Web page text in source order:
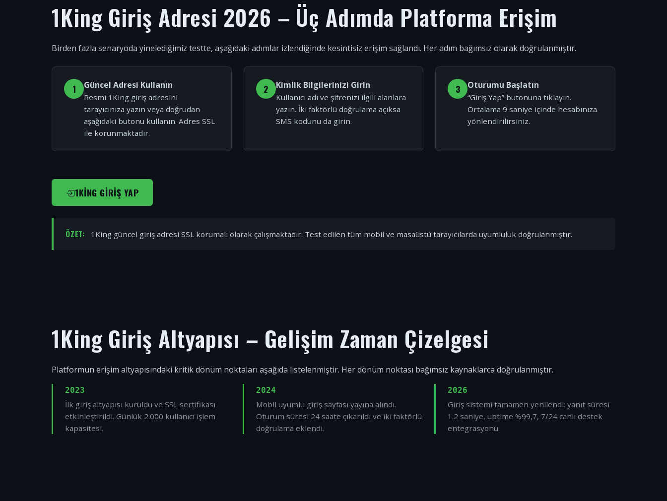
1King Giriş Adresi 2026 – Üç Adımda Platforma Erişim
Birden fazla senaryoda yinelediğimiz testte, aşağıdaki adımlar izlendiğinde kesintisiz erişim sağlandı. Her adım bağımsız olarak doğrulanmıştır.
1 Güncel Adresi Kullanın
Resmi 1King giriş adresini
tarayıcınıza yazın veya doğrudan
aşağıdaki butonu kullanın. Adres SSL
ile korunmaktadır.
2 Kimlik Bilgilerinizi Girin
Kullanıcı adı ve şifrenizi ilgili alanlara
yazın. İki faktörlü doğrulama açıksa
SMS kodunu da girin.
3 Oturumu Başlatın
“Giriş Yap” butonuna tıklayın.
Ortalama 9 saniye içinde hesabınıza
yönlendirilirsiniz.
1KING GIRIŞ YAP
ÖZET: 1King güncel giriş adresi SSL korumalı olarak çalışmaktadır. Test edilen tüm mobil ve masaüstü tarayıcılarda uyumluluk doğrulanmıştır.
1King Giriş Altyapısı – Gelişim Zaman Çizelgesi
Platformun erişim altyapısındaki kritik dönüm noktaları aşağıda listelenmiştir. Her dönüm noktası bağımsız kaynaklarca doğrulanmıştır.
2023
İlk giriş altyapısı kuruldu ve SSL sertifikası
etkinleştirildi. Günlük 2.000 kullanıcı işlem
kapasitesi.
2024
Mobil uyumlu giriş sayfası yayına alındı.
Oturum süresi 24 saate çıkarıldı ve iki faktörlü
doğrulama eklendi.
2026
Giriş sistemi tamamen yenilendi: yanıt süresi
1.2 saniye, uptime %99,7, 7/24 canlı destek
entegrasyonu.